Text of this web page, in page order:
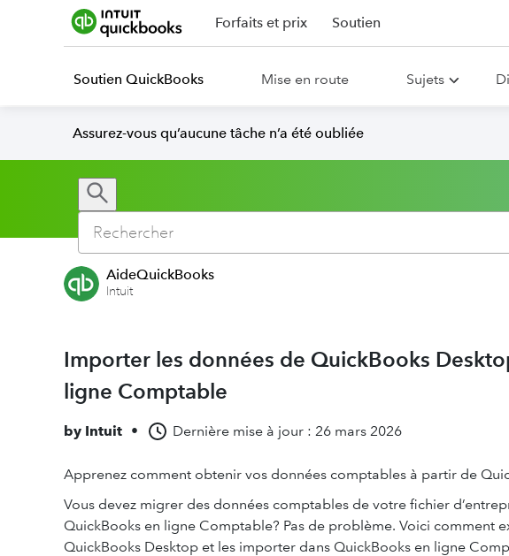
Forfaits et prix Soutien
Soutien QuickBooks Mise en route Sujets
Assurez-vous qu’aucune tâche n’a été oubliée
AideQuickBooks
Intuit
Importer les données de QuickBooks
ligne Comptable
by Intuit • Dernière mise à jour : 26 mars 2026
Apprenez comment obtenir vos données comptables à partir de
Vous devez migrer des données comptables de votre fichier
QuickBooks en ligne Comptable? Pas de problème. Voici comment
QuickBooks Desktop et les importer dans QuickBooks en ligne